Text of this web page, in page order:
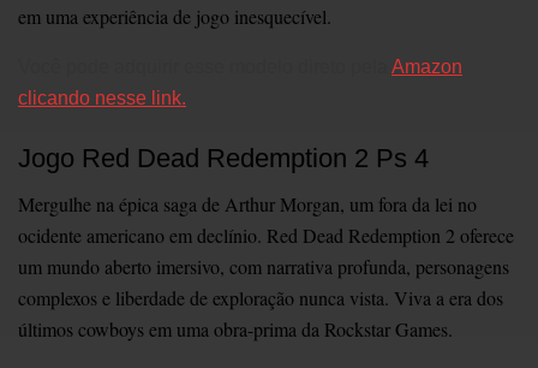
em uma experiência de jogo inesquecível.
Amazon
clicando nesse link.
Jogo Red Dead Redemption 2 Ps 4
Mergulhe na épica saga de Arthur Morgan, um fora da lei no
ocidente americano em declínio. Red Dead Redemption 2 oferece
um mundo aberto imersivo, com narrativa profunda, personagens
complexos e liberdade de exploração nunca vista. Viva a era dos
últimos cowboys em uma obra-prima da Rockstar Games.